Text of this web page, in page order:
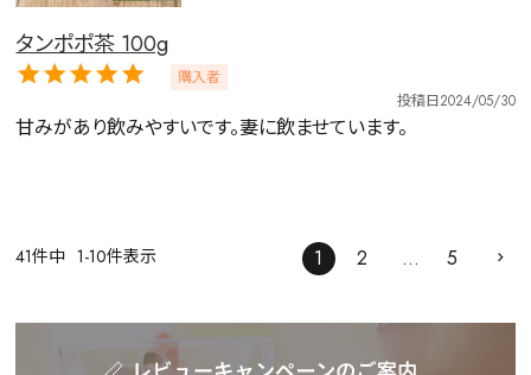
タンポポ茶 100g
購入者
投稿日2024/05/30
甘みがあり飲みやすいです。妻に飲ませています。
41件中 1-10件表示 1 2 … 5